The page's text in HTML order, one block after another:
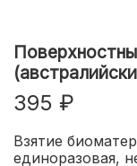
395 ₽
Взятие
единоразовая,